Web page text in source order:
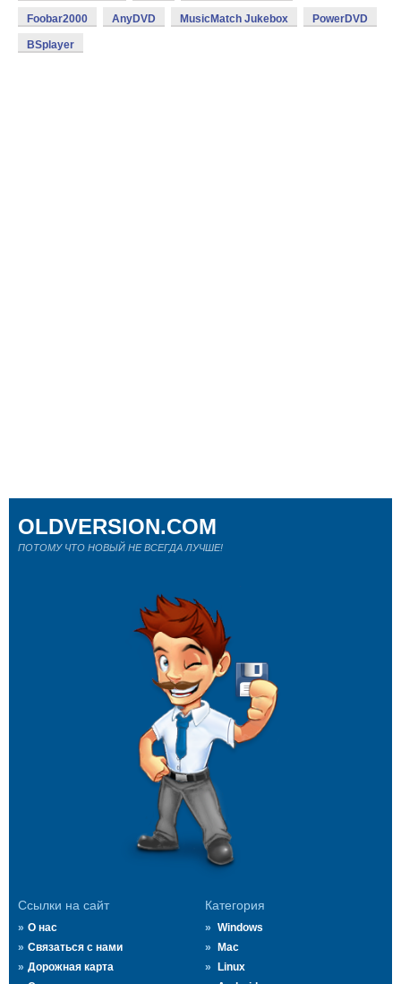
Foobar2000 AnyDVD MusicMatch Jukebox PowerDVD
BSplayer
Ссылки на сайт
О нас
Связаться с нами
Дорожная карта
Категория
Windows
Mac
Linux
OLDVERSION.COM
ПОТОМУ ЧТО НОВЫЙ НЕ ВСЕГДА ЛУЧШЕ!